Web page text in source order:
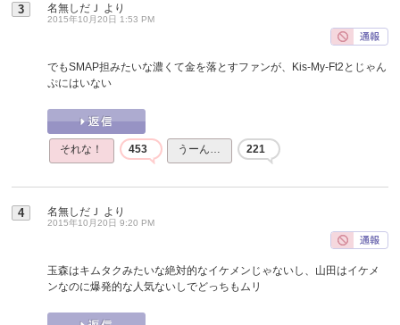
3 名無しだＪ より
2015年10月20日 1:53 PM
でもSMAP担みたいな濃くて金を落とすファンが、Kis-My-Ft2とじゃん
ぷにはいない
それな！ 453 うーん… 221
4 名無しだＪ より
2015年10月20日 9:20 PM
玉森はキムタクみたいな絶対的なイケメンじゃないし、山田はイケメ
ンなのに爆発的な人気ないしでどっちもムリ